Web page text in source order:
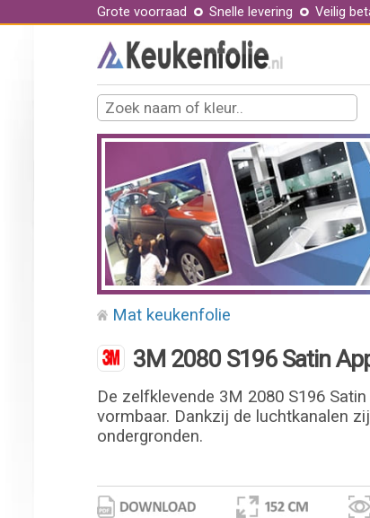
Grote voorraad Snelle levering Veilig
Mat keukenfolie
3M 2080 S196 Satin
De zelfklevende 3M 2080 S196
vormbaar. Dankzij de luchtkanalen
ondergronden.